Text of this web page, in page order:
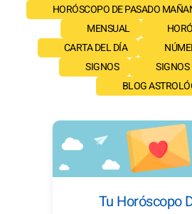
HORÓSCOPO DE PASADO
MENSUAL
CARTA DEL DÍA
SIGNOS
SIGNOS
BLOG
Tu Horóscopo